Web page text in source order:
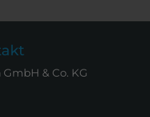
GmbH & Co. KG